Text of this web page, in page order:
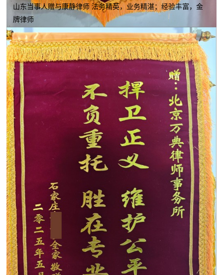
山东当事人赠与康静律师 法务精英，业务精湛；经验丰富，金
牌律师